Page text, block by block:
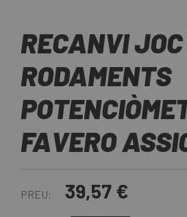
RECANVI
RODAMENTS
FAVERO
PREU: 39,57 €